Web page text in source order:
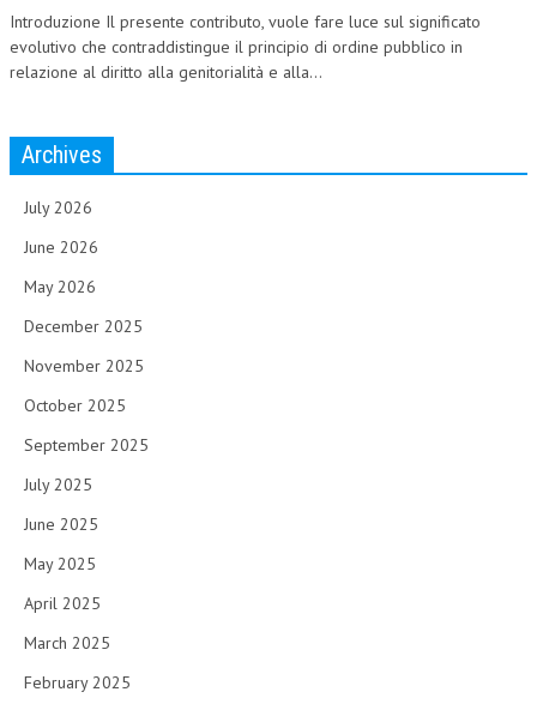
Introduzione Il presente contributo, vuole fare luce sul significato
evolutivo che contraddistingue il principio di ordine pubblico in
relazione al diritto alla genitorialità e alla...
Archives
July 2026
June 2026
May 2026
December 2025
November 2025
October 2025
September 2025
July 2025
June 2025
May 2025
April 2025
March 2025
February 2025